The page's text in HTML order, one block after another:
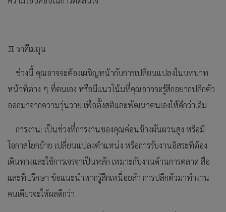
♊ ราศีเมถุน
ช่วงนี้ คุณอาจจะต้องเผชิญหน้ากับการเปลี่ยนแปลงในบทบาท
หน้าที่ต่าง ๆ ที่ตนเอง หรือมีแนวโน้มที่คุณอาจจะรู้สึกอยากปลีกตัว
ออกมาจากความวุ่นวาย เพื่อตั้งสติและพัฒนาตนเองให้ดีกว่าเดิม
การงาน: เป็นช่วงที่การงานของคุณค่อนข้างผันผวนสูง หรือมี
โอกาสโยกย้าย เปลี่ยนแปลงตำแหน่ง หรือการรับงานอิสระที่ต้อง
เดินทางและใช้การเจรจาเป็นหลัก เหมาะกับงานด้านการตลาด สื่อ
และที่ปรึกษา ข้อแนะนำหากรู้สึกเหนื่อยล้า การปลีกตัวมาทำงาน
คนเดียวจะให้ผลดีกว่า